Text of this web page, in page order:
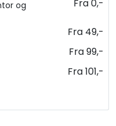
og
Fra 0,-
Fra 49,-
Fra 99,-
Fra 101,-